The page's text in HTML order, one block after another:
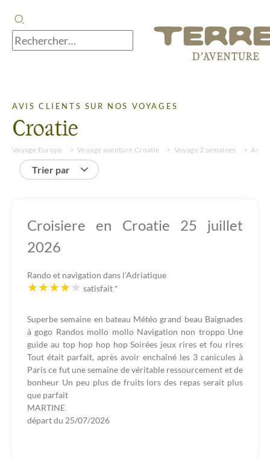
AVIS CLIENTS SUR NOS VOYAGES
Croatie
Voyage Europe Voyage aventure Croatie Voyage 2 semaines Avis
Trier par
Croisiere en Croatie 25 juillet
2026
Rando et navigation dans l'Adriatique
satisfait *
Superbe semaine en bateau Météo grand beau Baignades
à gogo Randos mollo mollo Navigation non troppo Une
guide au top hop hop hop Soirées jeux rires et fou rires
Tout était parfait, après avoir enchaîné les 3 canicules à
Paris ce fut une semaine de véritable ressourcement et de
bonheur Un peu plus de fruits lors des repas serait plus
que parfait
MARTINE
départ du 25/07/2026